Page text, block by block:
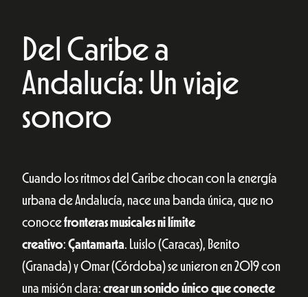
Del Caribe a
Andalucía: Un viaje
sonoro
Cuando los ritmos del Caribe chocan con la energía
urbana de Andalucía, nace una banda única, que no
conocefronteras musicales ni límite
creativo: Çantamarta. Luislo (Caracas), Benito
(Granada) y Omar (Córdoba) se unieron en 2019 con
una misión clara: crear un sonido único que conecte